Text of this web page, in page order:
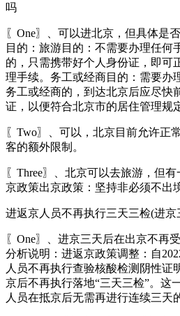
吗
〖One〗、可以进北京，但具体是
目的：旅游目的：不需要办理任何
的，只需携带好个人身份证，即可
理手续。务工或经商目的：需要办
务工或经商的，到达北京后应尽快
证，以便符合北京市的居住管理规
〖Two〗、可以，北京目前允许正
客的额外限制。
〖Three〗、北京可以去旅游，但
京政策出京政策：坚持非必须不出
进返京人员不再执行三天三检(进
〖One〗、进京三天后在出京不再
分析说明：进返京政策调整：自
人员不再执行查验核酸检测阴性证
京后不再执行落地“三天三检”。这
人员在抵京后无需再进行连续三天